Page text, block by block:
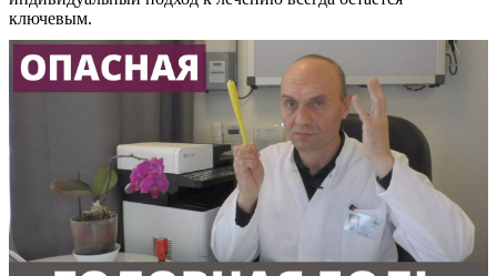
ключевым.